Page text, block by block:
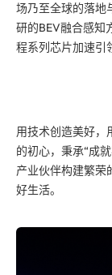
场乃至全球的落地
研的BEV融合感知
程系列芯片加速引
用技术创造美好，
的初心，秉承“成
产业伙伴构建繁荣
好生活。